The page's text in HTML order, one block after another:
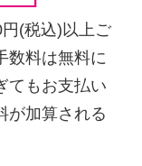
(税込)以上ご
数料は無料に
てもお支払い
が加算される